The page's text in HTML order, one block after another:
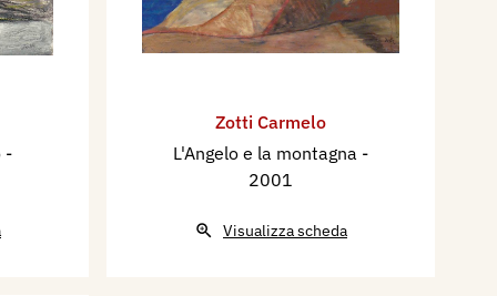
-
Zotti Carmelo
L'Angelo e la montagna -
2001
Visualizza scheda